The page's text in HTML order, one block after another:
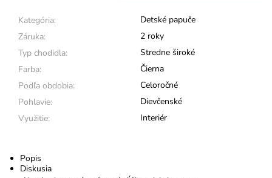
Kategória:
Detské papuče
Záruka:
2 roky
Typ chodidla:
Stredne široké
Farba:
Čierna
Podľa obdobia:
Celoročné
Pohlavie:
Dievčenské
Využitie:
Interiér
Popis
Diskusia